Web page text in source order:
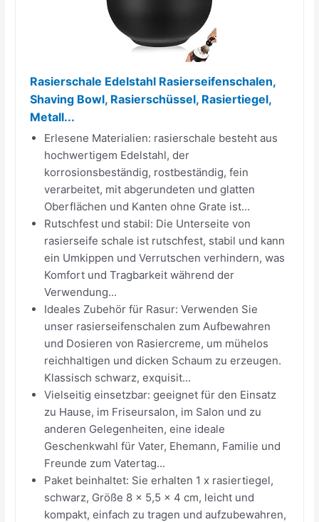
Rasierschale Edelstahl Rasierseifenschalen,
Shaving Bowl, Rasierschüssel, Rasiertiegel,
Metall...
Erlesene Materialien: rasierschale besteht aus
hochwertigem Edelstahl, der
korrosionsbeständig, rostbeständig, fein
verarbeitet, mit abgerundeten und glatten
Oberflächen und Kanten ohne Grate ist...
Rutschfest und stabil: Die Unterseite von
rasierseife schale ist rutschfest, stabil und kann
ein Umkippen und Verrutschen verhindern, was
Komfort und Tragbarkeit während der
Verwendung...
Ideales Zubehör für Rasur: Verwenden Sie
unser rasierseifenschalen zum Aufbewahren
und Dosieren von Rasiercreme, um mühelos
reichhaltigen und dicken Schaum zu erzeugen.
Klassisch schwarz, exquisit...
Vielseitig einsetzbar: geeignet für den Einsatz
zu Hause, im Friseursalon, im Salon und zu
anderen Gelegenheiten, eine ideale
Geschenkwahl für Vater, Ehemann, Familie und
Freunde zum Vatertag...
Paket beinhaltet: Sie erhalten 1 x rasiertiegel,
schwarz, Größe 8 x 5,5 x 4 cm, leicht und
kompakt, einfach zu tragen und aufzubewahren,